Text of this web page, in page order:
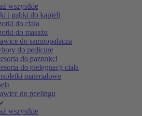
wszystkie
i gąbki do kąpieli
do ciała
do masażu
do samoopalacza
do pedicure
do paznokci
do pielęgnacji ciała
materiałowe
do peelingu
wszystkie